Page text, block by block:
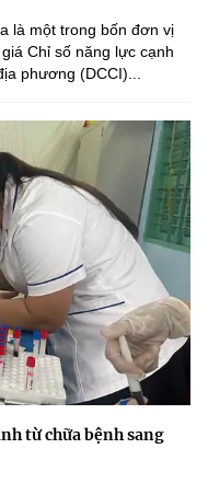
là một trong bốn đơn vị
Chỉ số năng lực cạnh
phương (DCCI)...
từ chữa bệnh sang